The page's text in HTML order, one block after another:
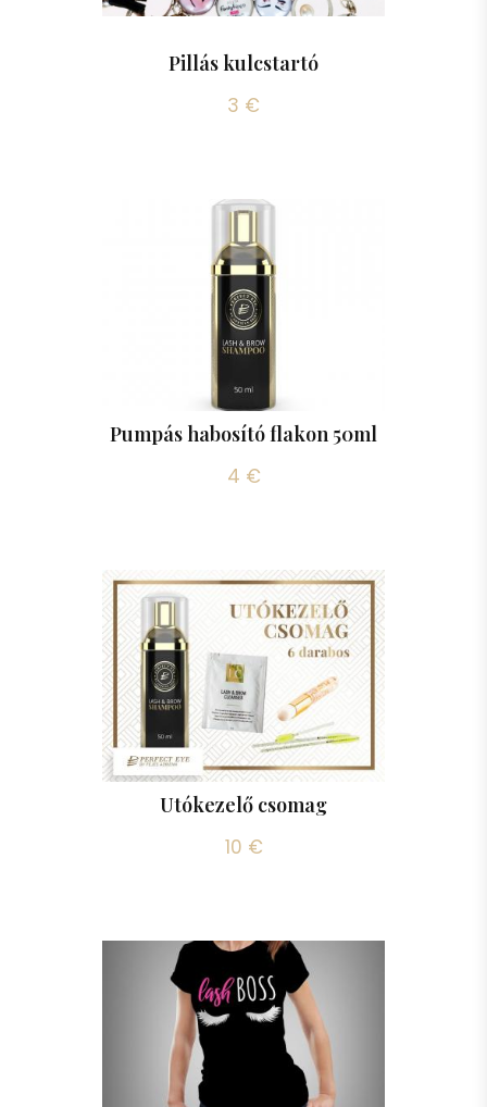
Pillás kulcstartó
3 €
Pumpás habosító flakon 50ml
4 €
Utókezelő csomag
10 €